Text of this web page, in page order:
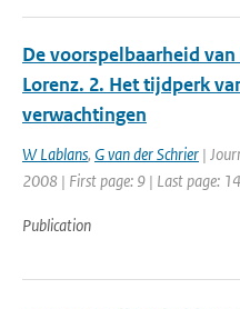
De voorspelbaarheid
Lorenz. 2. Het tijdperk
verwachtingen
W Lablans, G van der Schrier |
2008 | First page: 9 | Last page: 14
Publication